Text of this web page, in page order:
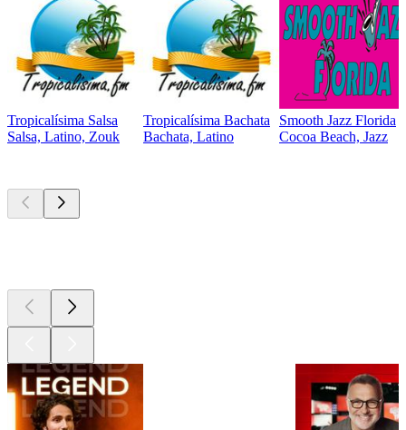
Tropicalísima Salsa
Salsa, Latino, Zouk
Tropicalísima Bachata
Bachata, Latino
Smooth Jazz Florida
Cocoa Beach, Jazz